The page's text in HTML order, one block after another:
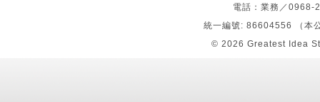
電話：業務／
統一編號: 86604556 （本
© 2026 Greatest Idea